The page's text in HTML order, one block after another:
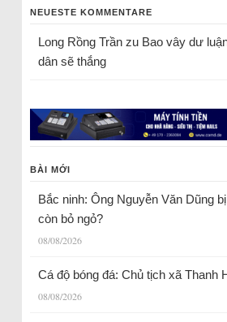
NEUESTE KOMMENTARE
Long Rồng Trầnzu Bao vây dư
dân sẽ thắng
BÀI MỚI
Bắc ninh: Ông Nguyễn Văn Dũng
còn bỏ ngỏ?
08/08/2026
Cá độ bóng đá: Chủ tịch xã Thanh
08/08/2026